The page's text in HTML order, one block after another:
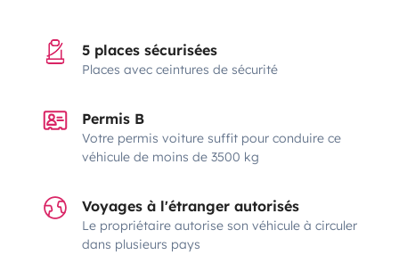
5 places sécurisées
Places avec ceintures de sécurité
Permis B
Votre permis voiture suffit pour conduire ce
véhicule de moins de 3500 kg
Voyages à l'étranger autorisés
Le propriétaire autorise son véhicule à circuler
dans plusieurs pays